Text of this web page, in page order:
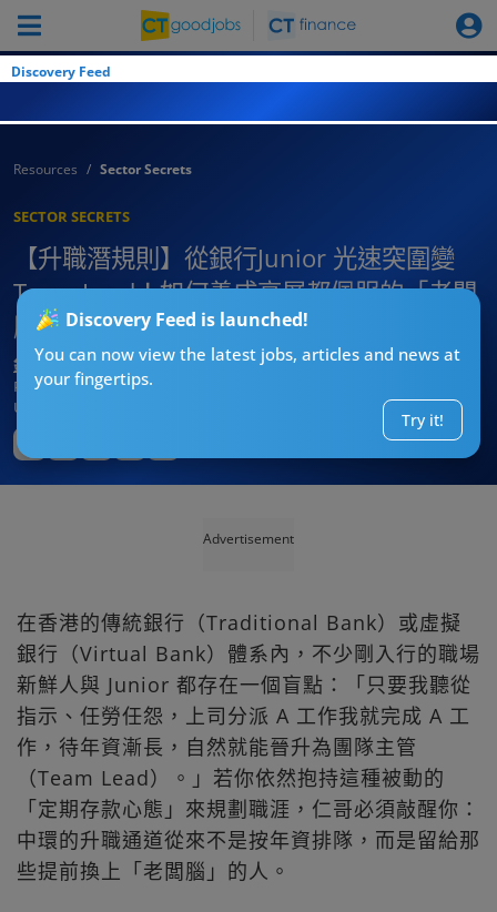
Discovery Feed
Discovery Feed is launched!
You can now view the latest jobs, articles and news at
your fingertips.
Try it!
Resources Sector Secrets
SECTOR SECRETS
【升職潛規則】從銀行Junior 光速突圍變
Team Lead！如何養成高層都佩服的「老闆
腦」？
銀行老行尊仁哥
Published:2026-08-03 06:07
Updated:
Advertisement
在香港的傳統銀行（Traditional Bank）或虛擬
銀行（Virtual Bank）體系內，不少剛入行的職場
新鮮人與 Junior 都存在一個盲點：「只要我聽從
指示、任勞任怨，上司分派 A 工作我就完成 A 工
作，待年資漸長，自然就能晉升為團隊主管
（Team Lead）。」若你依然抱持這種被動的
「定期存款心態」來規劃職涯，仁哥必須敲醒你：
中環的升職通道從來不是按年資排隊，而是留給那
些提前換上「老闆腦」的人。